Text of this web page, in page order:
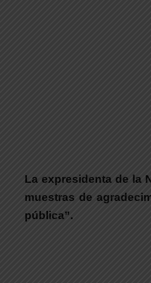
La expresidenta de la
muestras de
pública”.